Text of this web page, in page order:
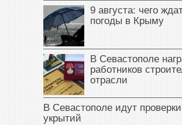
9 августа: чего
погоды в Крыму
В Севастополе
работников
отрасли
В Севастополе идут проверки
укрытий